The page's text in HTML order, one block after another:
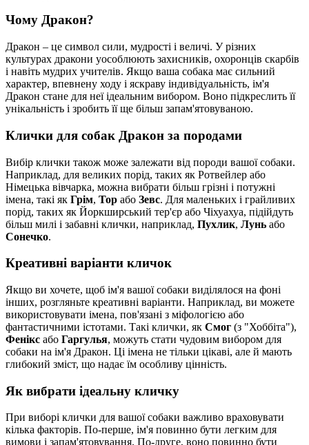
Чому Дракон?
Дракон – це символ сили, мудрості і величі. У різних
культурах дракони уособлюють захисників, охоронців скарбів
і навіть мудрих учителів. Якщо ваша собака має сильний
характер, впевнену ходу і яскраву індивідуальність, ім'я
Дракон стане для неї ідеальним вибором. Воно підкреслить її
унікальність і зробить її ще більш запам'ятовуваною.
Клички для собак Дракон за породами
Вибір клички також може залежати від породи вашої собаки.
Наприклад, для великих порід, таких як Ротвейлер або
Німецька вівчарка, можна вибрати більш грізні і потужні
імена, такі як Грім, Тор або Зевс. Для маленьких і грайливих
порід, таких як Йоркширський тер'єр або Чіхуахуа, підійдуть
більш милі і забавні клички, наприклад, Пухлик, Лунь або
Сонечко.
Креативні варіанти кличок
Якщо ви хочете, щоб ім'я вашої собаки виділялося на фоні
інших, розгляньте креативні варіанти. Наприклад, ви можете
використовувати імена, пов'язані з міфологією або
фантастичними істотами. Такі клички, як Смог (з "Хоббіта"),
Фенікс або Гаргулья, можуть стати чудовим вибором для
собаки на ім'я Дракон. Ці імена не тільки цікаві, але й мають
глибокий зміст, що надає їм особливу цінність.
Як вибрати ідеальну кличку
При виборі клички для вашої собаки важливо враховувати
кілька факторів. По-перше, ім'я повинно бути легким для
вимови і запам'ятовування. По-друге, воно повинно бути